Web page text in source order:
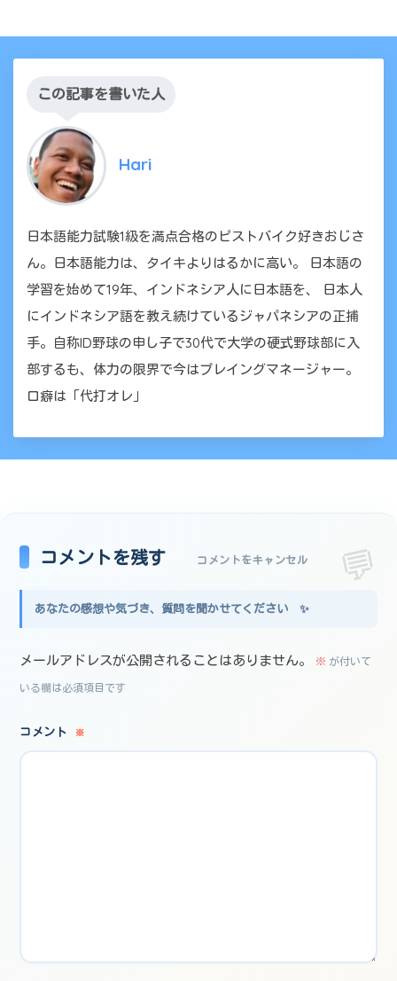
この記事を書いた人
Hari
日本語能力試験1級を満点合格のピストバイク好きおじさ
ん。日本語能力は、タイキよりはるかに高い。 日本語の
学習を始めて19年、インドネシア人に日本語を、 日本人
にインドネシア語を教え続けているジャパネシアの正捕
手。自称ID野球の申し子で30代で大学の硬式野球部に入
部するも、体力の限界で今はプレイングマネージャー。
口癖は「代打オレ」
コメントを残す コメントをキャンセル
メールアドレスが公開されることはありません。 ※ が付いて
いる欄は必須項目です
コメント ※